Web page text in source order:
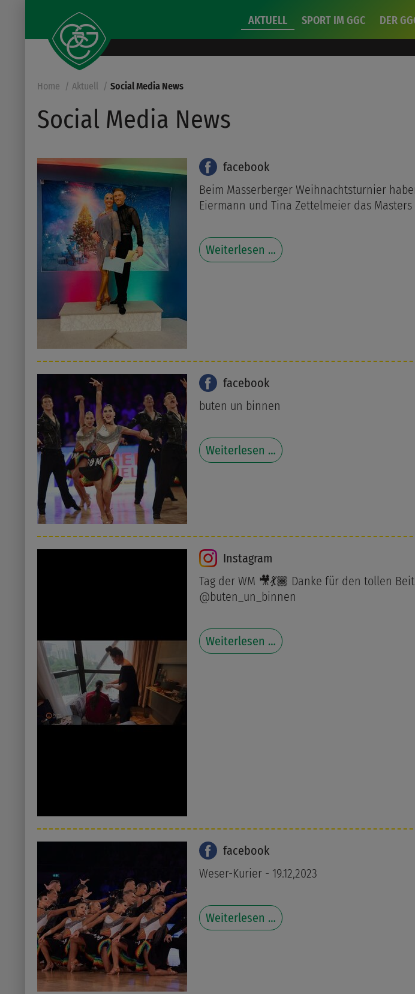
Home Aktuell Social Media News
Social Media News
facebook
Beim Masserberger Weihnachtsturnier
Eiermann und Tina Zettelmeier das Masters
Weiterlesen …
facebook
buten un binnen
Weiterlesen …
Instagram
Tag der WM 🎥💃🏾 Danke für den tollen
@buten_un_binnen
Weiterlesen …
facebook
Weser-Kurier - 19.12,2023
Weiterlesen …
AKTUELL SPORT IM GGC DER